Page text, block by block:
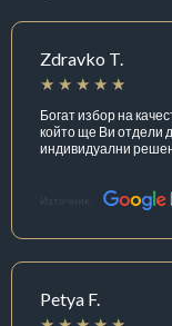
Zdravko T.
Богат избор на
който ще Ви отдели
индивидуални
Източник:
Petya F.